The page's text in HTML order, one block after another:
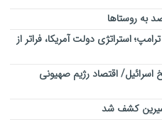
استراتژی دولت آمریکا، فراتر از
اقتصاد رژیم صهیونی